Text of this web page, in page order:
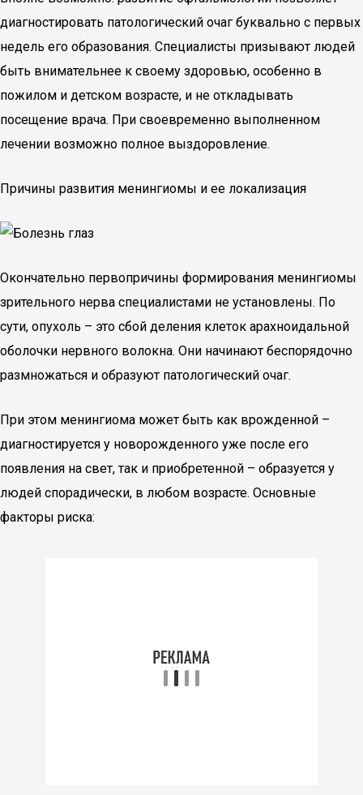
диагностировать патологический очаг буквально с первых
недель его образования. Специалисты призывают людей
быть внимательнее к своему здоровью, особенно в
пожилом и детском возрасте, и не откладывать
посещение врача. При своевременно выполненном
лечении возможно полное выздоровление.
Причины развития менингиомы и ее локализация
Окончательно первопричины формирования менингиомы
зрительного нерва специалистами не установлены. По
сути, опухоль – это сбой деления клеток арахноидальной
оболочки нервного волокна. Они начинают беспорядочно
размножаться и образуют патологический очаг.
При этом менингиома может быть как врожденной –
диагностируется у новорожденного уже после его
появления на свет, так и приобретенной – образуется у
людей спорадически, в любом возрасте. Основные
факторы риска: